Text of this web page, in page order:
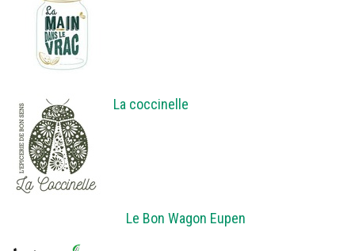
La coccinelle
Le Bon Wagon Eupen